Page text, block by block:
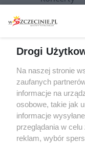
Spacery i
targi
Wernisaże
Więcej
Drogi
Na naszej stronie
zaufanych
informacje na
osobowe, takie jak
informacje
przeglądania w
reklam, wybór